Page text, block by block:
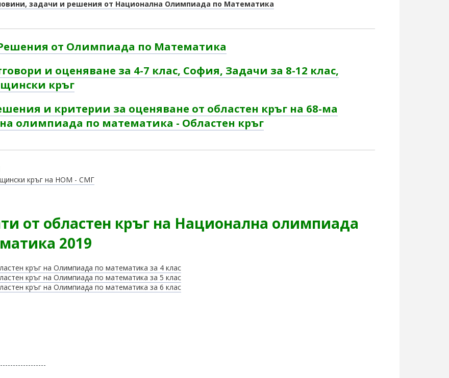
задачи и решения от Национална Олимпиада по Математика
от Олимпиада по Математика
и оценяване за 4-7 клас, София, Задачи за 8-12 клас,
кръг
и критерии за оценяване от областен кръг на 68-ма
олимпиада по математика - Областен кръг
кръг на НОМ - СМГ
от областен кръг на Национална олимпиада
2019
кръг на Олимпиада по математика за 4 клас
кръг на Олимпиада по математика за 5 клас
кръг на Олимпиада по математика за 6 клас